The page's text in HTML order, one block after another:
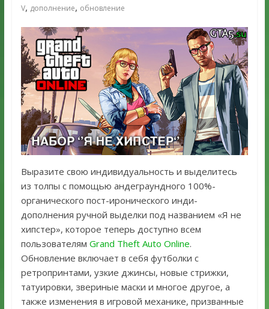
V, дополнение, обновление
Выразите свою индивидуальность и выделитесь
из толпы с помощью андеграундного 100%-
органического пост-иронического инди-
дополнения ручной выделки под названием «Я не
хипстер», которое теперь доступно всем
пользователям Grand Theft Auto Online.
Обновление включает в себя футболки с
ретропринтами, узкие джинсы, новые стрижки,
татуировки, звериные маски и многое другое, а
также изменения в игровой механике, призванные